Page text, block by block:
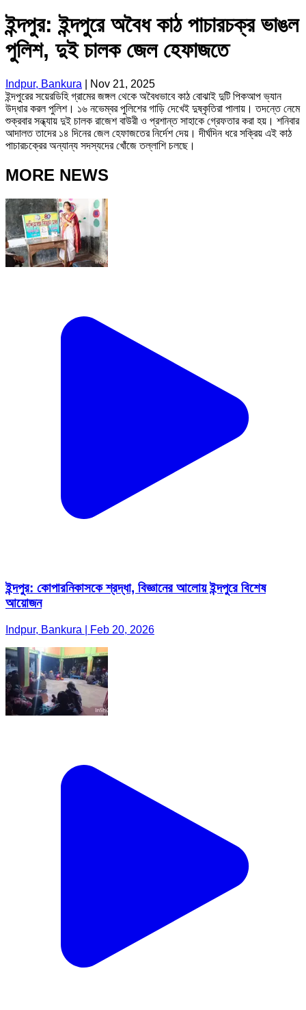
ইন্দপুর: ইন্দপুরে অবৈধ কাঠ পাচারচক্র ভাঙল
পুলিশ, দুই চালক জেল হেফাজতে
Indpur, Bankura
Nov 21, 2025
ইন্দপুরের সয়েরডিহি গ্রামের জঙ্গল থেকে অবৈধভাবে কাঠ বোঝাই দুটি পিকআপ ভ্যান
উদ্ধার করল পুলিশ। ১৬ নভেম্বর পুলিশের গাড়ি দেখেই দুষ্কৃতিরা পালায়। তদন্তে নেমে
শুক্রবার সন্ধ্যায় দুই চালক রাজেশ বাউরী ও প্রশান্ত সাহাকে গ্রেফতার করা হয়। শনিবার
আদালত তাদের ১৪ দিনের জেল হেফাজতের নির্দেশ দেয়। দীর্ঘদিন ধরে সক্রিয় এই কাঠ
পাচারচক্রের অন্যান্য সদস্যদের খোঁজে তল্লাশি চলছে।
MORE NEWS
ইন্দপুর: কোপারনিকাসকে শ্রদ্ধা, বিজ্ঞানের আলোয় ইন্দপুরে বিশেষ
আয়োজন
Indpur, Bankura | Feb 20, 2026